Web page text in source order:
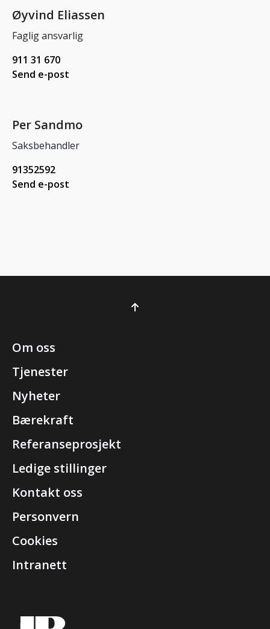
Øyvind Eliassen
Faglig ansvarlig
911 31 670
Send e-post
Per Sandmo
Saksbehandler
91352592
Send e-post
Om oss
Tjenester
Nyheter
Bærekraft
Referanseprosjekt
Ledige stillinger
Kontakt oss
Personvern
Cookies
Intranett